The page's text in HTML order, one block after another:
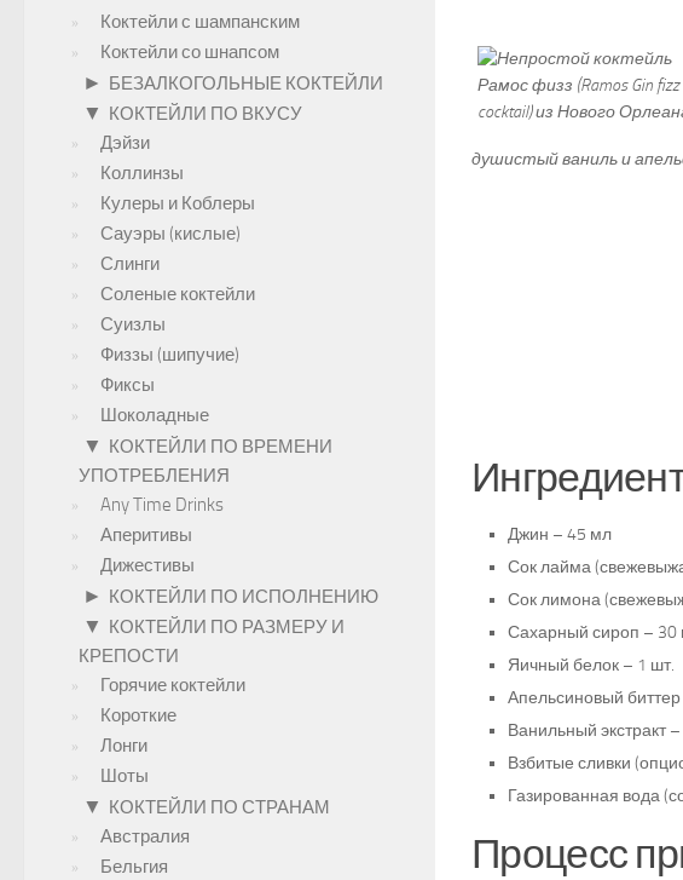
душистый ваниль и
Джин – 45 мл
Сок лайма
Сок лимона
Сахарный сироп – 30
Яичный белок – 1 шт.
Апельсиновый
Ванильный экстракт
Взбитые сливки
Газированная вода
Процесс
Коктейли с шампанским
Коктейли со шнапсом
► БЕЗАЛКОГОЛЬНЫЕ КОКТЕЙЛИ
▼ КОКТЕЙЛИ ПО ВКУСУ
Дэйзи
Коллинзы
Кулеры и Коблеры
Сауэры (кислые)
Слинги
Соленые коктейли
Суизлы
Физзы (шипучие)
Фиксы
Шоколадные
▼ КОКТЕЙЛИ ПО ВРЕМЕНИ
УПОТРЕБЛЕНИЯ
Any Time Drinks
Аперитивы
Дижестивы
► КОКТЕЙЛИ ПО ИСПОЛНЕНИЮ
▼ КОКТЕЙЛИ ПО РАЗМЕРУ И
КРЕПОСТИ
Горячие коктейли
Короткие
Лонги
Шоты
▼ КОКТЕЙЛИ ПО СТРАНАМ
Австралия
Бельгия